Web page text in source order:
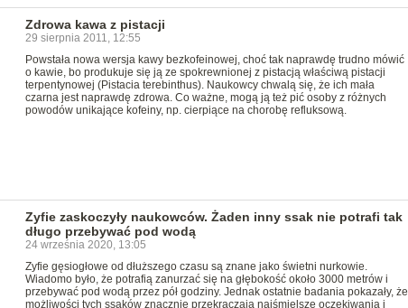
Zdrowa kawa z pistacji
29 sierpnia 2011, 12:55
Powstała nowa wersja kawy bezkofeinowej, choć tak naprawdę trudno mówić
o kawie, bo produkuje się ją ze spokrewnionej z pistacją właściwą pistacji
terpentynowej (Pistacia terebinthus). Naukowcy chwalą się, że ich mała
czarna jest naprawdę zdrowa. Co ważne, mogą ją też pić osoby z różnych
powodów unikające kofeiny, np. cierpiące na chorobę refluksową.
Zyfie zaskoczyły naukowców. Żaden inny ssak nie potrafi tak
długo przebywać pod wodą
24 września 2020, 13:05
Zyfie gęsiogłowe od dłuższego czasu są znane jako świetni nurkowie.
Wiadomo było, że potrafią zanurzać się na głębokość około 3000 metrów i
przebywać pod wodą przez pół godziny. Jednak ostatnie badania pokazały, że
możliwości tych ssaków znacznie przekraczają najśmielsze oczekiwania i